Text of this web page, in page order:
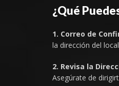
¿Qué
1. Correo de
la dirección del
2. Revisa la
Asegúrate de